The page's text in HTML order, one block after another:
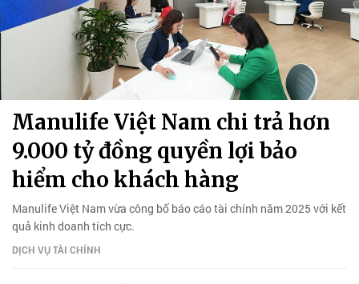
Manulife Việt Nam chi trả hơn
9.000 tỷ đồng quyền lợi bảo
hiểm cho khách hàng
Manulife Việt Nam vừa công bố báo cáo tài chính năm 2025 với kết
quả kinh doanh tích cực.
DỊCH VỤ TÀI CHÍNH